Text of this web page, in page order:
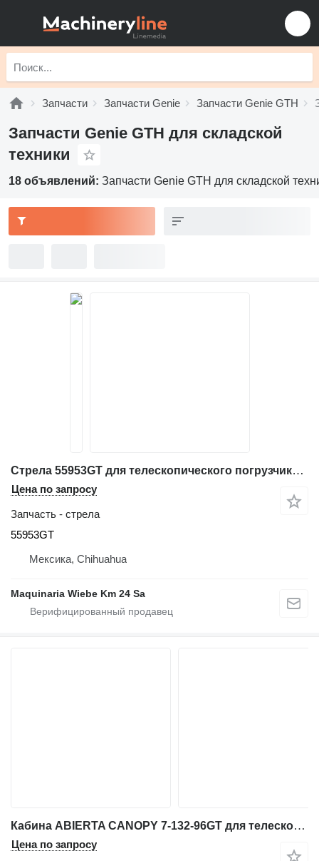
Запчасти Запчасти Genie Запчасти Genie GTH
Запчасти Genie GTH для складской
техники
18 объявлений: Запчасти Genie GTH для складской
Стрела 55953GT для телескопического погрузчика Genie GTH-636
Цена по запросу
Запчасть - стрела
55953GT
Мексика, Chihuahua
Maquinaria Wiebe Km 24 Sa
Кабина ABIERTA CANOPY 7-132-96GT для телескопического погрузчика Genie GTH-636
Цена по запросу